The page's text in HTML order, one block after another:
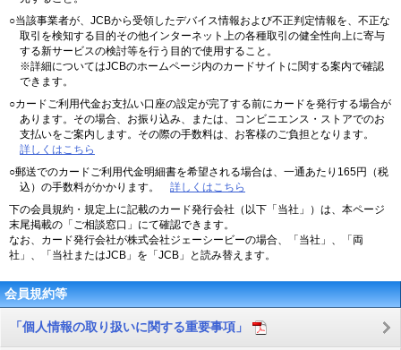
○当該事業者が、JCBから受領したデバイス情報および不正判定情報を、不正な
取引を検知する目的その他インターネット上の各種取引の健全性向上に寄与
する新サービスの検討等を行う目的で使用すること。
※詳細についてはJCBのホームページ内のカードサイトに関する案内で確認
できます。
○カードご利用代金お支払い口座の設定が完了する前にカードを発行する場合が
あります。その場合、お振り込み、または、コンビニエンス・ストアでのお
支払いをご案内します。その際の手数料は、お客様のご負担となります。
詳しくはこちら
○郵送でのカードご利用代金明細書を希望される場合は、一通あたり165円（税
込）の手数料がかかります。 詳しくはこちら
下の会員規約・規定上に記載のカード発行会社（以下「当社」）は、本ページ
末尾掲載の「ご相談窓口」にて確認できます。
なお、カード発行会社が株式会社ジェーシービーの場合、「当社」、「両
社」、「当社またはJCB」を「JCB」と読み替えます。
会員規約等
「個人情報の取り扱いに関する重要事項」